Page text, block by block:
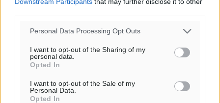
Personal Data Processing Opt Outs
I want to opt-out of the Sharing of my
personal data.
Opted In
I want to opt-out of the Sale of my
Personal Data.
Opted In